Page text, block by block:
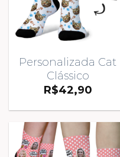
Personalizada Cat
Clássico
R$42,90